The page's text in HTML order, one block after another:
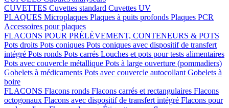
CUVETTES Cuvettes standard Cuvettes UV
PLAQUES Microplaques Plaques à puits profonds Plaques PCR
Accessoires pour plaques
FLACONS POUR PRÉLÈVEMENT, CONTENEURS & POTS
Pots droits Pots coniques Pots coniques avec dispositif de transfert
intégré Pots ronds Pots carrés Louches et pots pour tests alimentaires
Pots avec couvercle métallique Pots à large ouverture (pommadiers)
Gobelets à médicaments Pots avec couvercle autocollant Gobelets à
boire
FLACONS Flacons ronds Flacons carrés et rectangulaires Flacons
octogonaux Flacons avec dispositif de transfert intégré Flacons pour